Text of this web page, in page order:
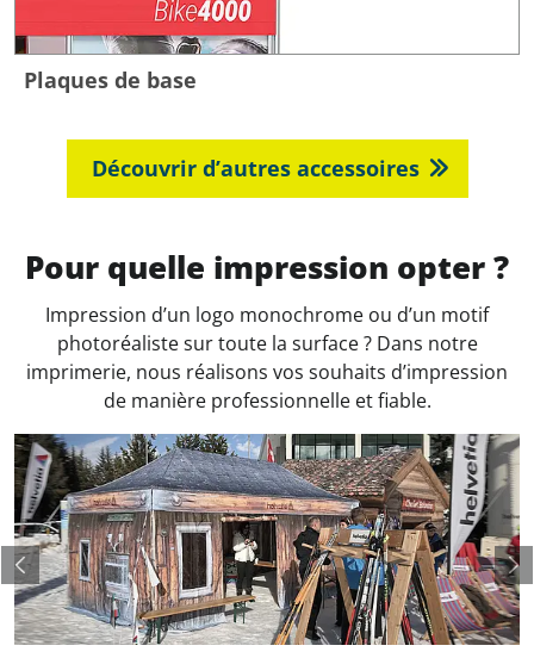
Plaques de base
Découvrir d’autres accessoires
Pour quelle impression opter ?
Impression d’un logo monochrome ou d’un motif
photoréaliste sur toute la surface ? Dans notre
imprimerie, nous réalisons vos souhaits d’impression
de manière professionnelle et fiable.
Previous